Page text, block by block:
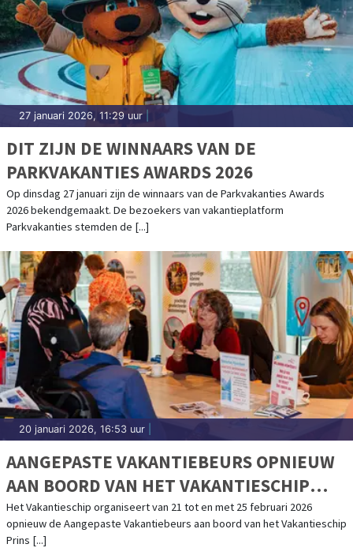
27 januari 2026, 11:29 uur
DIT ZIJN DE WINNAARS VAN DE
PARKVAKANTIES AWARDS 2026
Op dinsdag 27 januari zijn de winnaars van de Parkvakanties Awards
2026 bekendgemaakt. De bezoekers van vakantieplatform
Parkvakanties stemden de [...]
20 januari 2026, 16:53 uur
AANGEPASTE VAKANTIEBEURS OPNIEUW
AAN BOORD VAN HET VAKANTIESCHIP
PRINS WILLEM-ALEXANDER
Het Vakantieschip organiseert van 21 tot en met 25 februari 2026
opnieuw de Aangepaste Vakantiebeurs aan boord van het Vakantieschip
Prins [...]